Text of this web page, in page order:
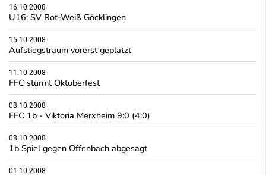
16.10.2008
U16: SV Rot-Weiß Göcklingen
15.10.2008
Aufstiegstraum vorerst geplatzt
11.10.2008
FFC stürmt Oktoberfest
08.10.2008
FFC 1b - Viktoria Merxheim 9:0 (4:0)
08.10.2008
1b Spiel gegen Offenbach abgesagt
01.10.2008